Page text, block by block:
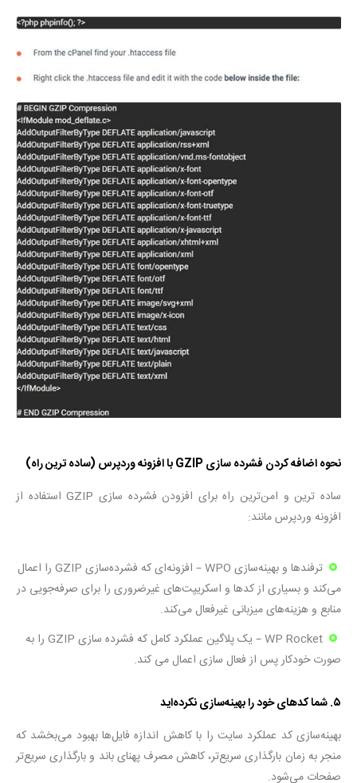
نحوه اضافه کردن فشرده سازی GZIP با افزونه وردپرس (ساده ترین راه)
ساده ترین و امن‌ترین راه برای افزودن فشرده سازی GZIP استفاده از
افزونه وردپرس مانند:
ترفندها و بهینه‌سازی WPO – افزونه‌ای که فشرده‌سازی GZIP را اعمال
می‌کند و بسیاری از کدها و اسکریپت‌های غیرضروری را برای صرفه‌جویی در
منابع و هزینه‌های میزبانی غیرفعال می‌کند.
WP Rocket – یک پلاگین عملکرد کامل که فشرده سازی GZIP را به
صورت خودکار پس از فعال سازی اعمال می کند.
۵. شما کدهای خود را بهینه‌سازی نکرده‌اید
بهینه‌سازی کد عملکرد سایت را با کاهش اندازه فایل‌ها بهبود می‌بخشد که
منجر به زمان بارگذاری سریع‌تر، کاهش مصرف پهنای باند و بارگذاری سریع‌تر
صفحات می‌شود.